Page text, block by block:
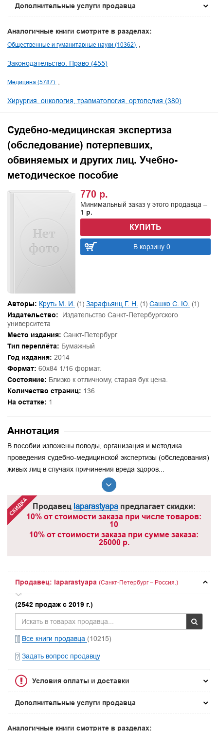
Дополнительные услуги продавца
Аналогичные книги смотрите в разделах:
Общественные и гуманитарные науки (10362)
Законодательство. Право (455)
Медицина (5787)
Хирургия, онкология, травматология, ортопедия (380)
Судебно-медицинская экспертиза
(обследование) потерпевших,
обвиняемых и других лиц. Учебно-
методическое пособие
770 р.
Минимальный заказ у этого продавца –
1 р.
КУПИТЬ
В корзину 0
Авторы: Круть М. И. (1) Зарафьянц Г. Н. (1) Сашко С. Ю. (1)
Издательство:
Издательство Санкт-Петербургского
университета
Место издания: Санкт-Петербург
Тип переплёта: Бумажный
Год издания: 2014
Формат: 60х84 1/16 формат.
Состояние: Близко к отличному, старая бук цена.
Количество страниц: 136
На остатке: 1
Аннотация
В пособии изложены поводы, организация и методика
проведения судебно-медицинской экспертизы (обследования)
живых лиц в случаях причинения вреда здоров...
Продавец laparastyapaпредлагает скидки:
10% от стоимости заказа при числе товаров:
10
10% от стоимости заказа при сумме заказа:
25000 р.
Продавец: laparastyapa (Санкт-Петербург – Россия.)
(2542 продаж с 2019 г.)
Все книги продавца (10215)
Задать вопрос продавцу
Условия оплаты и доставки
Дополнительные услуги продавца
Аналогичные книги смотрите в разделах: